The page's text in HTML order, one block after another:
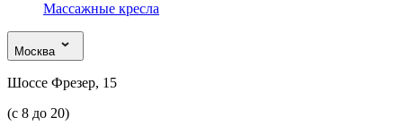
Массажные кресла
Москва
Шоссе Фрезер, 15
(с 8 до 20)